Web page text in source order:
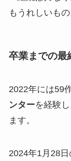
もうれしいもの
卒業までの最
2022年には59
ンターを経験
ます。
2024年1月28日